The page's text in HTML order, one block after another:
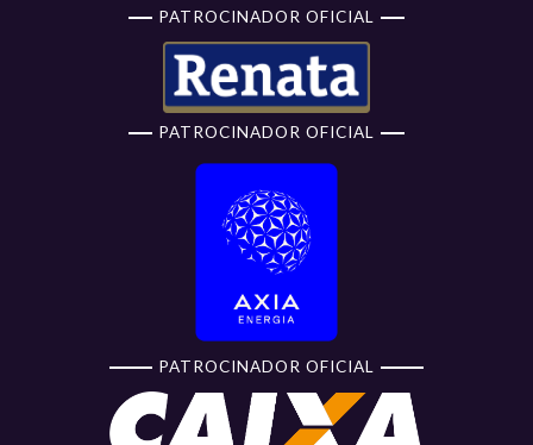
PATROCINADOR OFICIAL
PATROCINADOR OFICIAL
PATROCINADOR OFICIAL